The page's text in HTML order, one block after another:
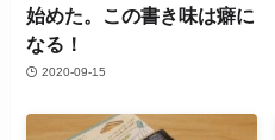
始めた。この書き味は癖に
なる！
2020-09-15